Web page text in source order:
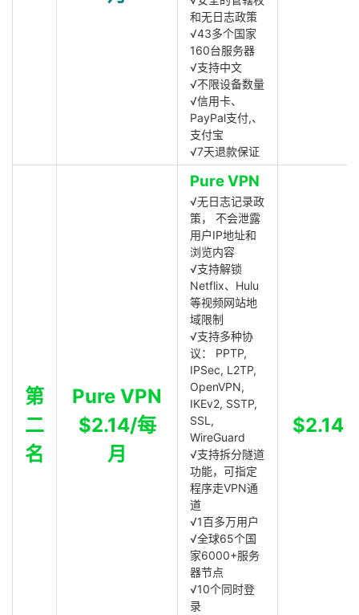
和无日志政策
√43多个国家
160台服务器
√支持中文
√不限设备数量
√信用卡、
PayPal支付,、
支付宝
√7天退款保证
第
二
名
Pure VPN
$2.14/每
月
Pure VPN
√无日志记录政
策， 不会泄露
用户IP地址和
浏览内容
√支持解锁
Netflix、Hulu
等视频网站地
域限制
√支持多种协
议： PPTP,
IPSec, L2TP,
OpenVPN,
IKEv2, SSTP,
SSL,
WireGuard
√支持拆分隧道
功能，可指定
程序走VPN通
道
√1百多万用户
√全球65个国
家6000+服务
器节点
√10个同时登
录
$2.14